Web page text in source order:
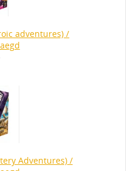
adventures) /
Adventures)/